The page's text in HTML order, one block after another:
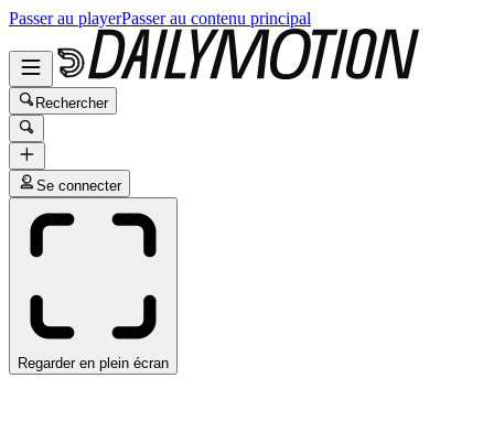
Passer au playerPasser au contenu principal
Rechercher
Se connecter
Regarder en plein écran